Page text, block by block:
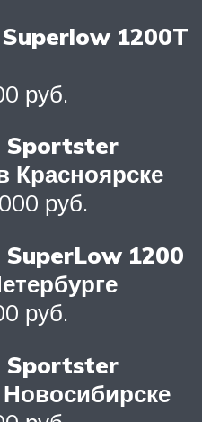
1200T
руб.
Sportster
Красноярске
руб.
1200
руб.
Sportster